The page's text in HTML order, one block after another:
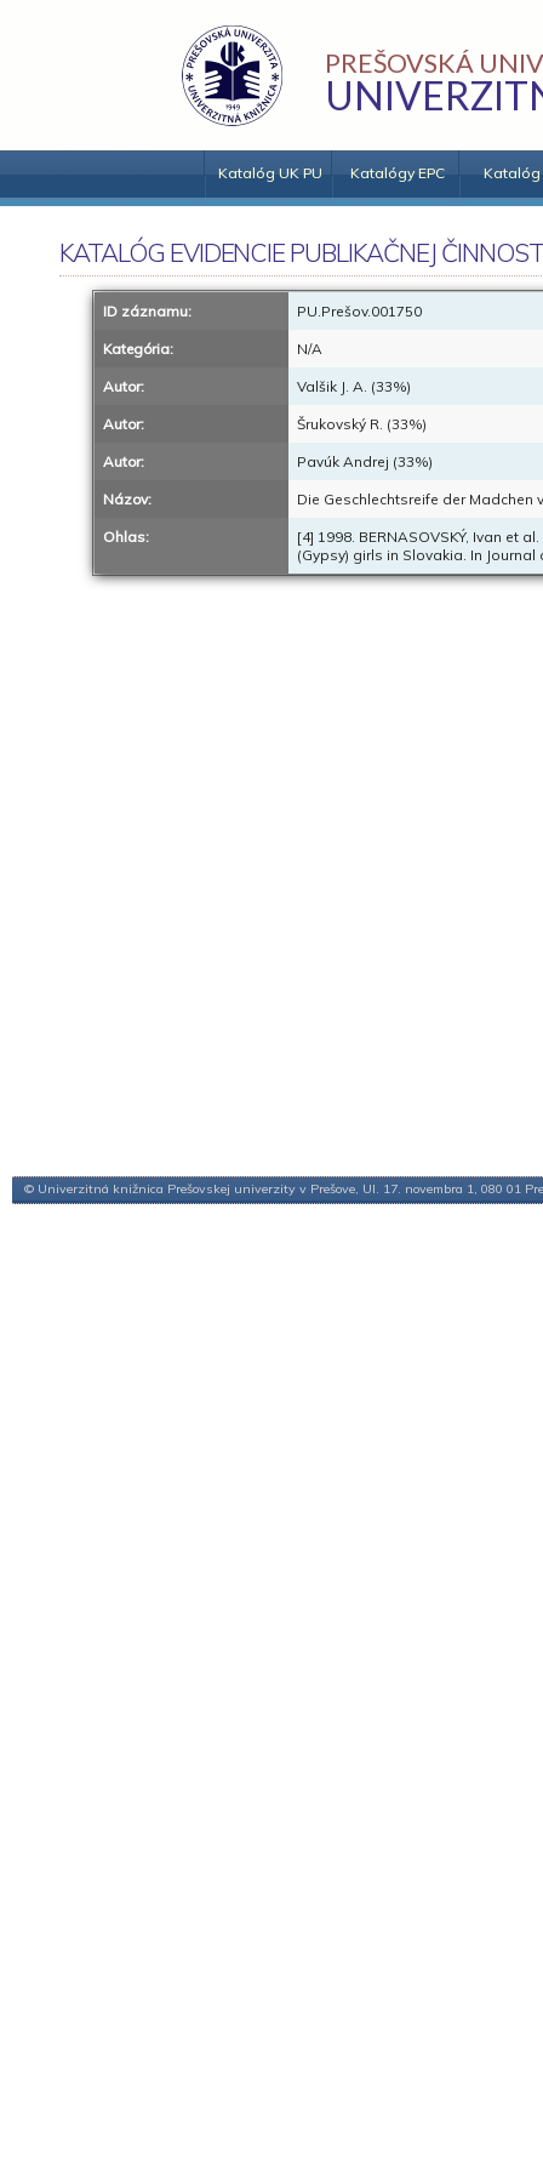
PREŠOVSKÁ
Katalóg UK PU Katalógy EPC Katalóg
KATALÓG EVIDENCIE PUBLIKAČNEJ
ID záznamu: PU.Prešov.001750
Kategória: N/A
Autor: Valšik J. A. (33%)
Autor: Šrukovský R. (33%)
Autor: Pavúk Andrej (33%)
Názov: Die Geschlechtsreife der Madchen
Ohlas:
[4] 1998. BERNASOVSKÝ, Ivan et
(Gypsy) girls in Slovakia. In Journal
© Univerzitná knižnica Prešovskej univerzity v Prešove, Ul. 17. novembra 1, 080 01